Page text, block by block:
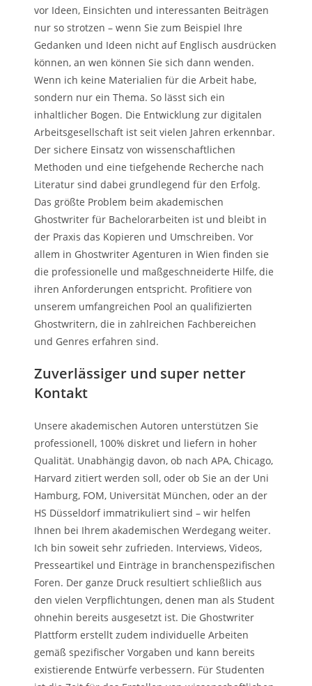
vor Ideen, Einsichten und interessanten Beiträgen
nur so strotzen – wenn Sie zum Beispiel Ihre
Gedanken und Ideen nicht auf Englisch ausdrücken
können, an wen können Sie sich dann wenden.
Wenn ich keine Materialien für die Arbeit habe,
sondern nur ein Thema. So lässt sich ein
inhaltlicher Bogen. Die Entwicklung zur digitalen
Arbeitsgesellschaft ist seit vielen Jahren erkennbar.
Der sichere Einsatz von wissenschaftlichen
Methoden und eine tiefgehende Recherche nach
Literatur sind dabei grundlegend für den Erfolg.
Das größte Problem beim akademischen
Ghostwriter für Bachelorarbeiten ist und bleibt in
der Praxis das Kopieren und Umschreiben. Vor
allem in Ghostwriter Agenturen in Wien finden sie
die professionelle und maßgeschneiderte Hilfe, die
ihren Anforderungen entspricht. Profitiere von
unserem umfangreichen Pool an qualifizierten
Ghostwritern, die in zahlreichen Fachbereichen
und Genres erfahren sind.
Zuverlässiger und super netter
Kontakt
Unsere akademischen Autoren unterstützen Sie
professionell, 100% diskret und liefern in hoher
Qualität. Unabhängig davon, ob nach APA, Chicago,
Harvard zitiert werden soll, oder ob Sie an der Uni
Hamburg, FOM, Universität München, oder an der
HS Düsseldorf immatrikuliert sind – wir helfen
Ihnen bei Ihrem akademischen Werdegang weiter.
Ich bin soweit sehr zufrieden. Interviews, Videos,
Presseartikel und Einträge in branchenspezifischen
Foren. Der ganze Druck resultiert schließlich aus
den vielen Verpflichtungen, denen man als Student
ohnehin bereits ausgesetzt ist. Die Ghostwriter
Plattform erstellt zudem individuelle Arbeiten
gemäß spezifischer Vorgaben und kann bereits
existierende Entwürfe verbessern. Für Studenten